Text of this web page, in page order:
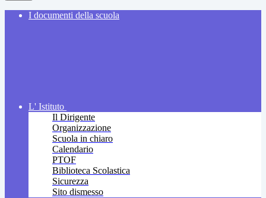
I documenti della scuola
L' Istituto
Il Dirigente
Organizzazione
Scuola in chiaro
Calendario
PTOF
Biblioteca Scolastica
Sicurezza
Sito dismesso